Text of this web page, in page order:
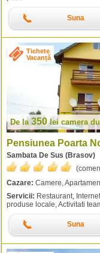
Suna
Tichete
Vacanță
De la 350lei camera
Pensiunea Poarta
Sambata De Sus (Brasov)
Cazare: Camere,
Servicii: Restaurant,
produse locale, Activitati
Suna